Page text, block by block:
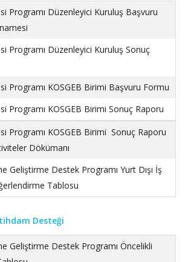
Programı Düzenleyici Kuruluş Başvuru
Programı Düzenleyici Kuruluş Sonuç
Programı KOSGEB Birimi Başvuru Formu
Programı KOSGEB Birimi Sonuç Raporu
Programı KOSGEB Birimi Sonuç Raporu
Dökümanı
Geliştirme Destek Programı Yurt Dışı İş
Tablosu
Desteği
Geliştirme Destek Programı Öncelikli